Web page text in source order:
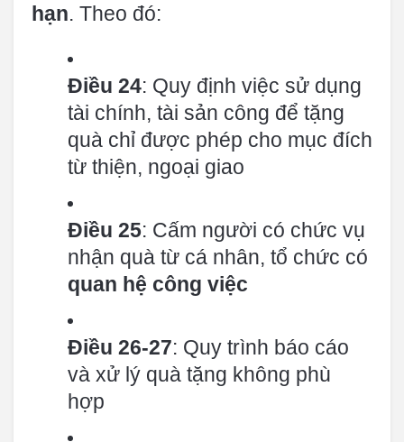
hạn. Theo đó:
Điều 24: Quy định việc sử dụng
tài chính, tài sản công để tặng
quà chỉ được phép cho mục đích
từ thiện, ngoại giao
Điều 25: Cấm người có chức vụ
nhận quà từ cá nhân, tổ chức có
quan hệ công việc
Điều 26-27: Quy trình báo cáo
và xử lý quà tặng không phù
hợp